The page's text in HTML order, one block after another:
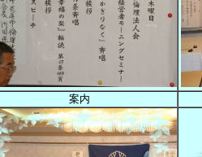
案内